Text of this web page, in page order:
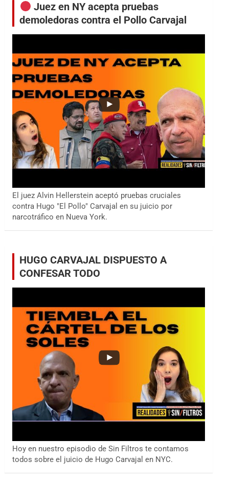
Juez en NY acepta pruebas
demoledoras contra el Pollo Carvajal
El juez Alvin Hellerstein aceptó pruebas cruciales
contra Hugo "El Pollo" Carvajal en su juicio por
narcotráfico en Nueva York.
HUGO CARVAJAL DISPUESTO A
CONFESAR TODO
Hoy en nuestro episodio de Sin Filtros te contamos
todos sobre el juicio de Hugo Carvajal en NYC.